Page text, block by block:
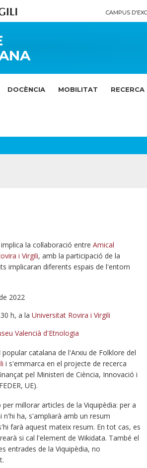
CAMPUS
DOCÈNCIA MOBILITAT RECERCA
la col·laboració entre Amical
i Virgili, amb la participació de la
implicaran diferents espais de l'entorn
2022
h, a la Universitat Rovira i Virgili
Valencià d'Etnologia
catalana de l'Arxiu de Folklore del
i s'emmarca en el projecte de recerca
pel Ministeri de Ciència, Innovació i
UE).
millorar articles de la Viquipèdia: per a
n'hi ha, s'ampliarà amb un resum
farà aquest mateix resum. En tot cas, es
si cal l'element de Wikidata. També el
entrades de la Viquipèdia, no